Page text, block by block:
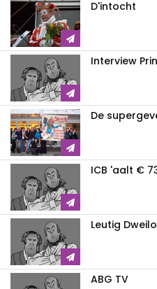
D'intocht
Interview
De
ICB 'aalt €
Leutig
ABG TV